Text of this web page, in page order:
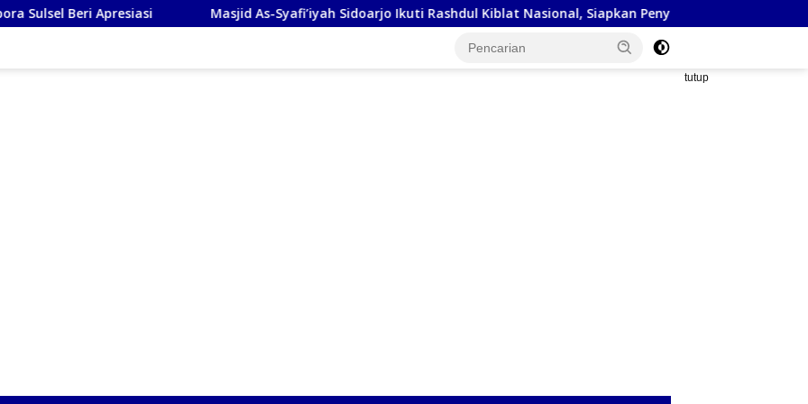
Masjid As-Syafi’iyah Sidoarjo Ikuti Rashdul Kiblat Nasional, Siapkan Penyesuaian Arah Kiblat
tutup